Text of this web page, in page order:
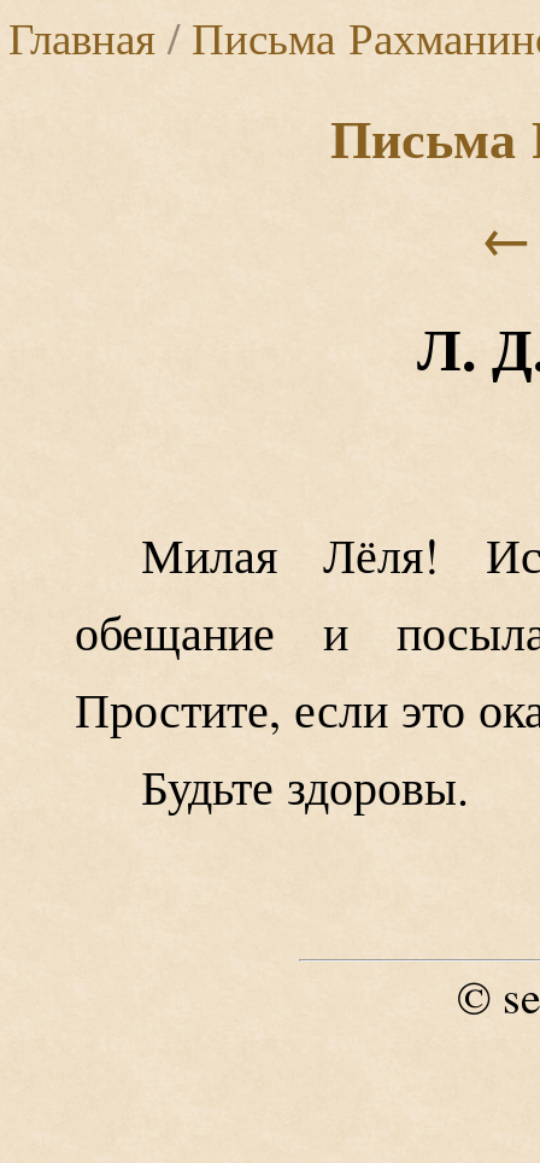
Главная/Письма
Письма
←
Л.
Милая Лёля!
обещание и
Простите, если это
Будьте здоровы.
©